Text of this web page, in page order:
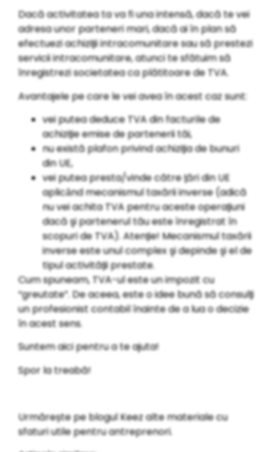
Dacă activitatea ta va fi una intensă, dacă te vei
adresa unor parteneri mari, dacă ai ȋn plan să
efectuezi achiziƫii intracomunitare sau să prestezi
servicii intracomunitare, atunci te sfătuim să
ȋnregistrezi societatea ca plătitoare de TVA.
Avantajele pe care le vei avea ȋn acest caz sunt:
vei putea deduce TVA din facturile de
achiziƫie emise de partenerii tăi,
nu există plafon privind achiziƫia de bunuri
din UE,
vei putea presta/vinde către ƫări din UE
aplicȃnd mecanismul taxării inverse (adică
nu vei achita TVA pentru aceste operaƫiuni
dacă şi partenerul tău este ȋnregistrat ȋn
scopuri de TVA). Atenƫie! Mecanismul taxării
inverse este unul complex şi depinde şi el de
tipul activităƫii prestate.
Cum spuneam, TVA-ul este un impozit cu
“greutate”. De aceea, este o idee bună să consulƫi
un profesionist contabil ȋnainte de a lua o decizie
ȋn acest sens.
Suntem aici pentru a te ajuta!
Spor la treabă!
Urmărește pe blogul Keez alte materiale cu
sfaturi utile pentru antreprenori.